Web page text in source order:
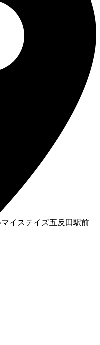
イステイズ五反田駅前